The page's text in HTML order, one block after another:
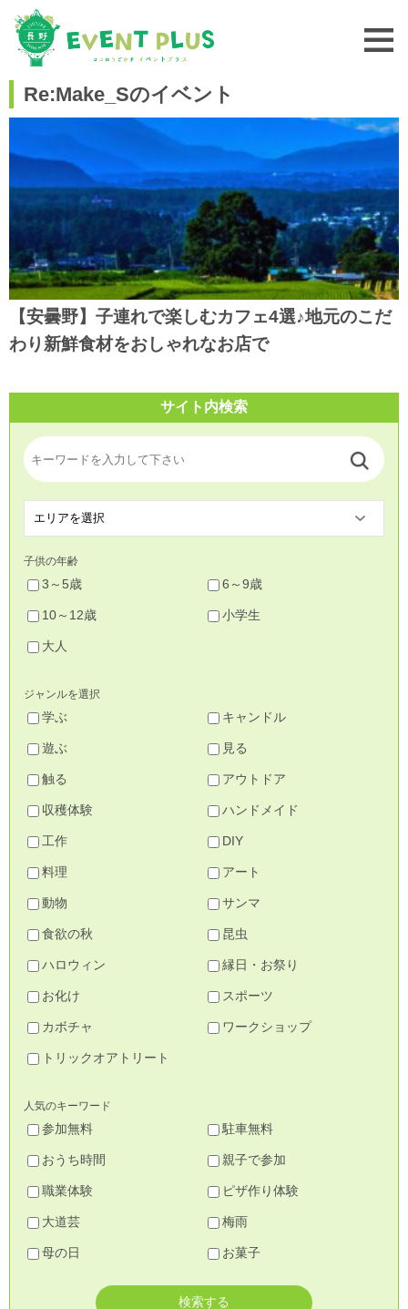
Re:Make_Sのイベント
【安曇野】子連れで楽しむカフェ4選♪地元のこだ
わり新鮮食材をおしゃれなお店で
サイト内検索
子供の年齢
3～5歳 6～9歳
10～12歳 小学生
大人
ジャンルを選択
学ぶ キャンドル
遊ぶ 見る
触る アウトドア
収穫体験 ハンドメイド
工作 DIY
料理 アート
動物 サンマ
食欲の秋 昆虫
ハロウィン 縁日・お祭り
お化け スポーツ
カボチャ ワークショップ
トリックオアトリート
人気のキーワード
参加無料 駐車無料
おうち時間 親子で参加
職業体験 ピザ作り体験
大道芸 梅雨
母の日 お菓子